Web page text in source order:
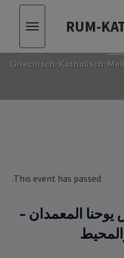
RUM-
Toggle
RUM-
Griechisch-Katholisch-
This event has passed.
المعمدان –